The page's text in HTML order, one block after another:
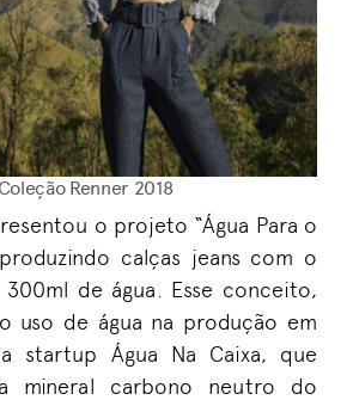
Coleção Renner 2018
o projeto “Água Para o
calças jeans com o
300ml de água. Esse conceito,
uso de água na produção em
startup Água Na Caixa, que
mineral carbono neutro do